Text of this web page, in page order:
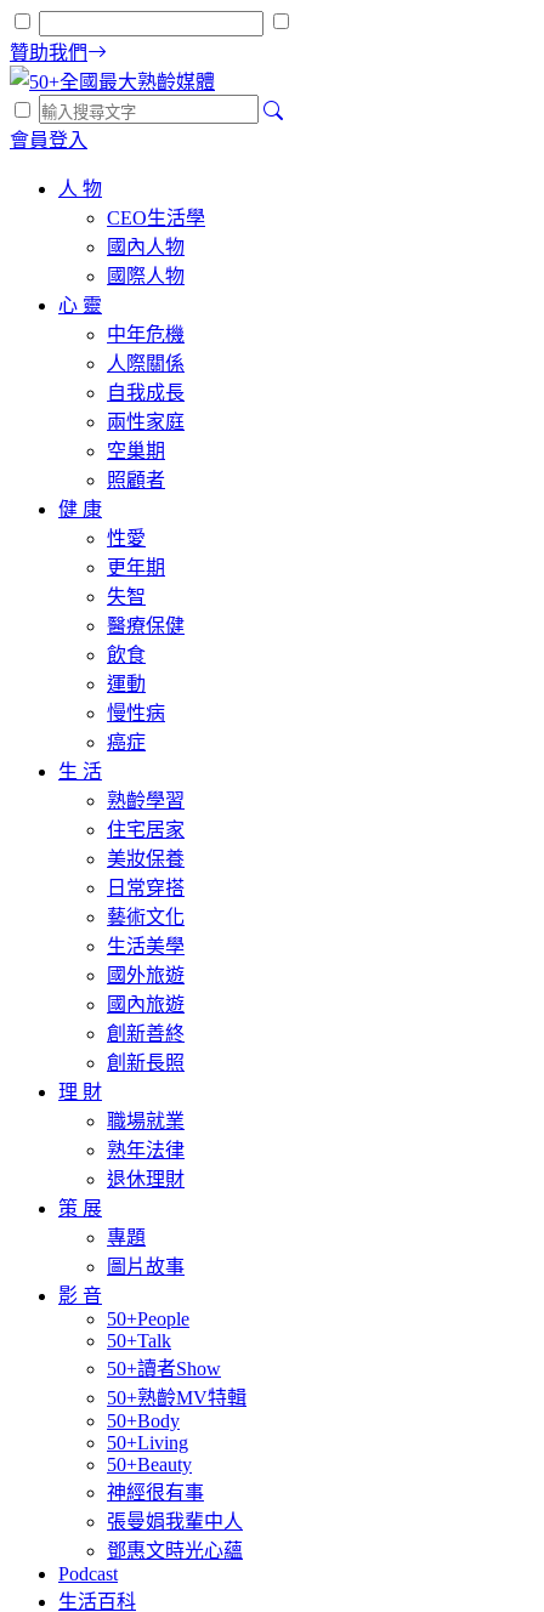
贊助我們
會員登入
人 物
CEO生活學
國內人物
國際人物
心 靈
中年危機
人際關係
自我成長
兩性家庭
空巢期
照顧者
健 康
性愛
更年期
失智
醫療保健
飲食
運動
慢性病
癌症
生 活
熟齡學習
住宅居家
美妝保養
日常穿搭
藝術文化
生活美學
國外旅遊
國內旅遊
創新善終
創新長照
理 財
職場就業
熟年法律
退休理財
策 展
專題
圖片故事
影 音
50+People
50+Talk
50+讀者Show
50+熟齡MV特輯
50+Body
50+Living
50+Beauty
神經很有事
張曼娟我輩中人
鄧惠文時光心蘊
Podcast
生活百科